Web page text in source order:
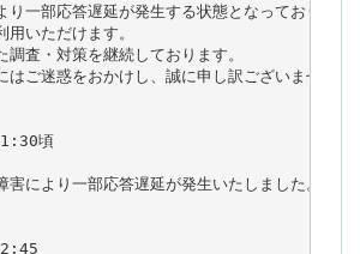
り一部応答遅延が発生する状態となっておりまし
いただけます。
調査・対策を継続しております。
はご迷惑をおかけし、誠に申し訳ございませんで
頃
害により一部応答遅延が発生いたしました。